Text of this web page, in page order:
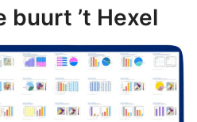
buurt ’t Hexel